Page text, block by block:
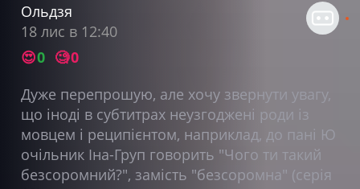
Ольдзя
18 лис в 12:40
😍0 🧐0
Дуже перепрошую, але хочу звернути увагу,
що іноді в субтитрах неузгоджені роди із
мовцем і реципієнтом, наприклад, до пані Ю
очільник Іна-Груп говорить "Чого ти такий
безсоромний?", замість "безсоромна" (серія